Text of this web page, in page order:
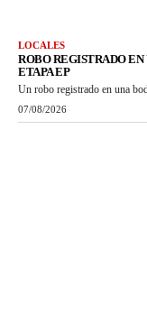
LOCALES
ROBO REGISTRADO
ETAPA EP
Un robo registrado en una
07/08/2026